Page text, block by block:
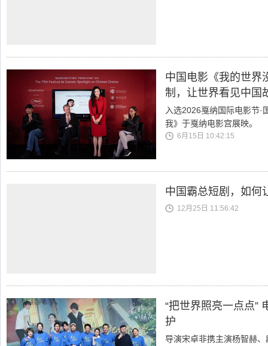
中国电影《我的世
制，让世界看见中国
入选2026戛纳国际电影节
我》于戛纳电影宫展映。
6月15日 10:42:15
中国霸总短剧，如何
12月25日 11:56:42
“把世界照亮一点点”
护
导演宋卓非携主演杨智赫